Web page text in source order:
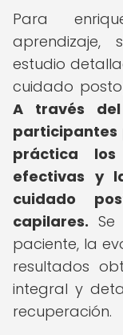
Para
estudio
cuidado
A través
participantes
práctica
efectivas y
cuidado
capilares.
paciente, la
resultados
integral y
recuperación.